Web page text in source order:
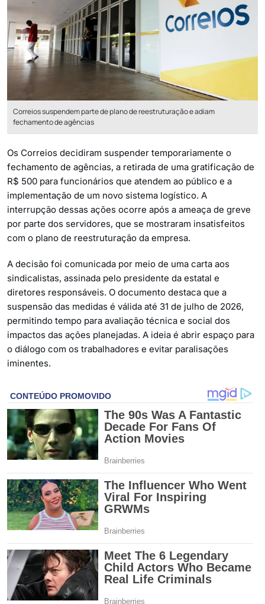
Correios suspendem parte de plano de reestruturação e adiam
fechamento de agências
Os Correios decidiram suspender temporariamente o
fechamento de agências, a retirada de uma gratificação de
R$ 500 para funcionários que atendem ao público e a
implementação de um novo sistema logístico. A
interrupção dessas ações ocorre após a ameaça de greve
por parte dos servidores, que se mostraram insatisfeitos
com o plano de reestruturação da empresa.
A decisão foi comunicada por meio de uma carta aos
sindicalistas, assinada pelo presidente da estatal e
diretores responsáveis. O documento destaca que a
suspensão das medidas é válida até 31 de julho de 2026,
permitindo tempo para avaliação técnica e social dos
impactos das ações planejadas. A ideia é abrir espaço para
o diálogo com os trabalhadores e evitar paralisações
iminentes.